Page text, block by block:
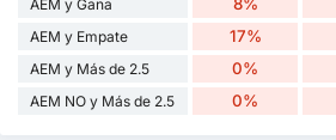
AEM y Gana
AEM y Empate 17%
AEM y Más de 2.5 0%
AEM NO y Más de 2.5 0%